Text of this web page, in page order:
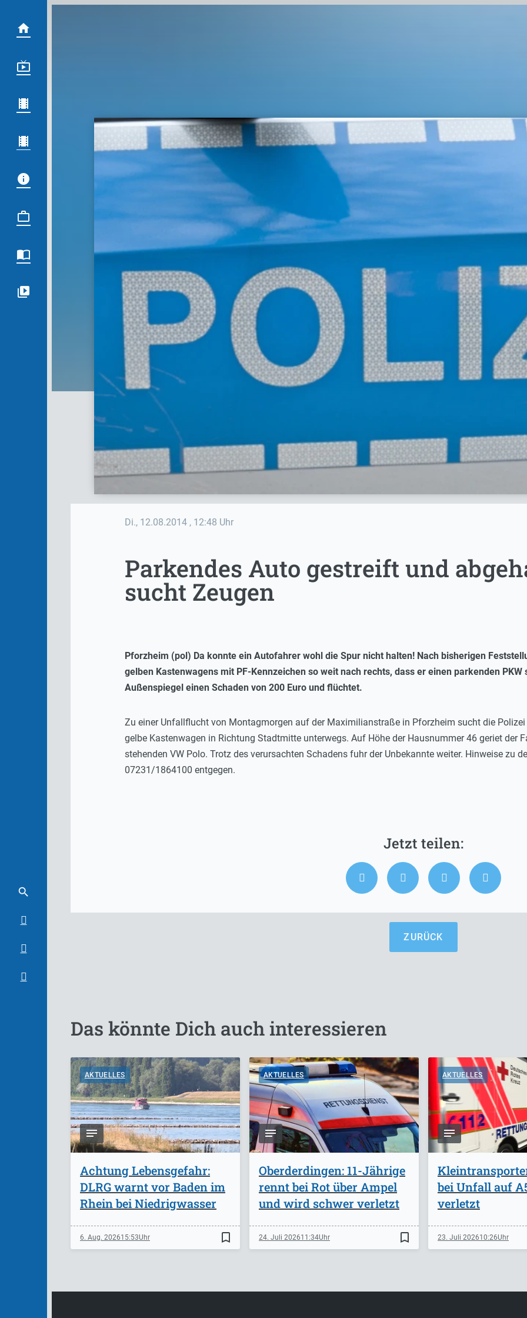
Di., 12.08.2014 , 12:48 Uhr
Parkendes Auto gestreift und
sucht Zeugen
Pforzheim (pol) Da konnte ein Autofahrer wohl die Spur nicht halten! Nach bisherigen
gelben Kastenwagens mit PF-Kennzeichen so weit nach rechts, dass er einen parkenden
Außenspiegel einen Schaden von 200 Euro und flüchtet.
Zu einer Unfallflucht von Montagmorgen auf der Maximilianstraße in Pforzheim sucht die Polizei
gelbe Kastenwagen in Richtung Stadtmitte unterwegs. Auf Höhe der Hausnummer 46 geriet der
stehenden VW Polo. Trotz des verursachten Schadens fuhr der Unbekannte weiter. Hinweise zu
07231/1864100 entgegen.
ZURÜCK
Das könnte Dich auch interessieren
AKTUELLES
Achtung Lebensgefahr:
DLRG warnt vor Baden im
Rhein bei Niedrigwasser
6. Aug. 202615:53 bookmark_border
AKTUELLES
Oberderdingen: 11-Jährige
rennt bei Rot über Ampel
und wird schwer verletzt
24. Juli 202611:34 bookmark_border
AKTUELLES
bei Unfall auf
verletzt
23. Juli 202610:26